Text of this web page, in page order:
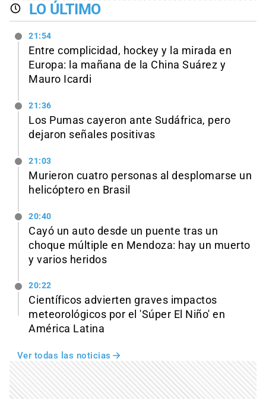
LO ÚLTIMO
21:54
Entre complicidad, hockey y la mirada en
Europa: la mañana de la China Suárez y
Mauro Icardi
21:36
Los Pumas cayeron ante Sudáfrica, pero
dejaron señales positivas
21:03
Murieron cuatro personas al desplomarse un
helicóptero en Brasil
20:40
Cayó un auto desde un puente tras un
choque múltiple en Mendoza: hay un muerto
y varios heridos
20:22
Científicos advierten graves impactos
meteorológicos por el 'Súper El Niño' en
América Latina
Ver todas las noticias